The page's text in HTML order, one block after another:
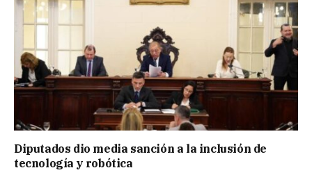
Diputados dio media sanción a la inclusión de
tecnología y robótica